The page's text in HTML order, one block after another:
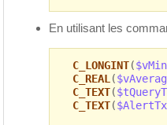
En utilisant les
C_LONGINT($vMin
C_REAL(
C_TEXT(
C_TEXT(